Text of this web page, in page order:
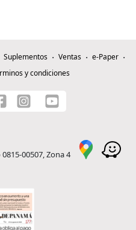
Suplementos Ventas
e-Paper
y condiciones
00507, Zona 4